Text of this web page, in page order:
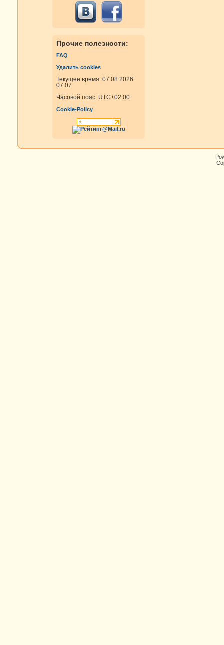
Прочие полезности:
FAQ
Удалить cookies
Текущее время: 07.08.2026
07:07
Часовой пояс: UTC+02:00
Cookie-Policy